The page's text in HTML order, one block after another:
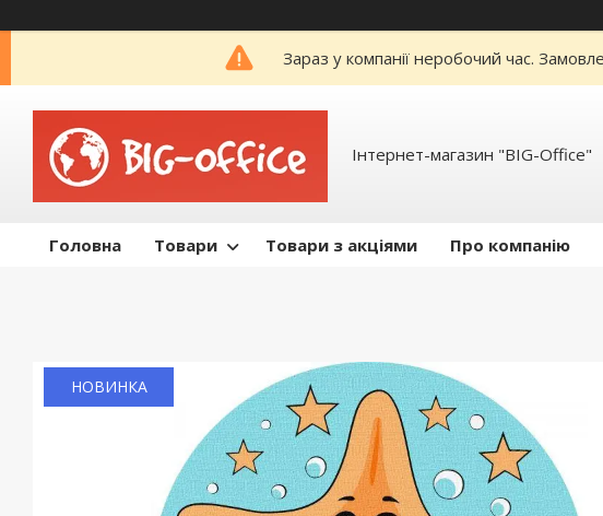
Зараз у компанії неробочий час.
Інтернет-магазин "BIG-Office"
Головна Товари Товари з акціями Про компанію
НОВИНКА